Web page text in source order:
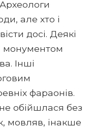
але хто і
досі. Деякі
монументом
Інші
фараонів.
обійшлася без
мовляв, інакше